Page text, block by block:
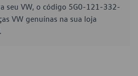
seu VW, o código 5G0-121-332-
VW genuínas na sua loja